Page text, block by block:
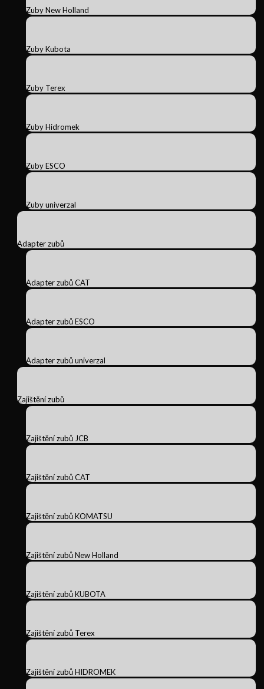
Zuby New Holland
Zuby Kubota
Zuby Terex
Zuby Hidromek
Zuby ESCO
Zuby univerzal
Adapter zubů
Adapter zubů CAT
Adapter zubů ESCO
Adapter zubů univerzal
Zajištění zubů
Zajištění zubů JCB
Zajištění zubů CAT
Zajištění zubů KOMATSU
Zajištění zubů New Holland
Zajištění zubů KUBOTA
Zajištění zubů Terex
Zajištění zubů HIDROMEK